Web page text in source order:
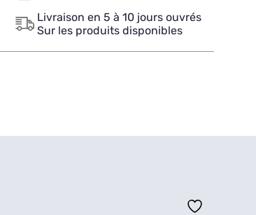
Livraison en 5 à 10 jours ouvrés
Sur les produits disponibles